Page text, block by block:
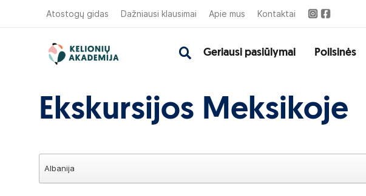
Atostogų gidas Dažniausi klausimai Apie mus Kontaktai
Geriausi pasiūlymai Poilsinės
Ekskursijos Meksikoje
Albanija